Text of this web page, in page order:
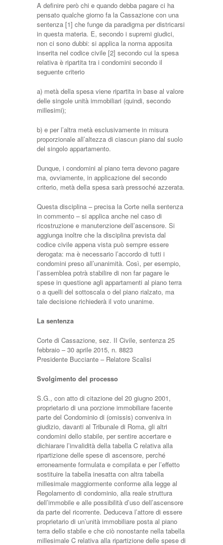
A definire però chi e quando debba pagare ci ha
pensato qualche giorno fa la Cassazione con una
sentenza [1] che funge da paradigma per districarsi
in questa materia. E, secondo i supremi giudici,
non ci sono dubbi: si applica la norma apposita
inserita nel codice civile [2] secondo cui la spesa
relativa è ripartita tra i condomini secondo il
seguente criterio
a) metà della spesa viene ripartita in base al valore
delle singole unità immobiliari (quindi, secondo
millesimi);
b) e per l’altra metà esclusivamente in misura
proporzionale all’altezza di ciascun piano dal suolo
del singolo appartamento.
Dunque, i condomini al piano terra devono pagare
ma, ovviamente, in applicazione del secondo
criterio, metà della spesa sarà pressoché azzerata.
Questa disciplina – precisa la Corte nella sentenza
in commento – si applica anche nel caso di
ricostruzione e manutenzione dell’ascensore. Si
aggiunga inoltre che la disciplina prevista dal
codice civile appena vista può sempre essere
derogata: ma è necessario l’accordo di tutti i
condomini preso all’unanimità. Così, per esempio,
l’assemblea potrà stabilire di non far pagare le
spese in questione agli appartamenti al piano terra
o a quelli del sottoscala o del piano rialzato, ma
tale decisione richiederà il voto unanime.
La sentenza
Corte di Cassazione, sez. II Civile, sentenza 25
febbraio – 30 aprile 2015, n. 8823
Presidente Bucciante – Relatore Scalisi
Svolgimento del processo
S.G., con atto di citazione del 20 giugno 2001,
proprietario di una porzione immobiliare facente
parte del Condominio di (omissis) conveniva in
giudizio, davanti al Tribunale di Roma, gli altri
condomini dello stabile, per sentire accertare e
dichiarare l’invalidità della tabella C relativa alla
ripartizione delle spese di ascensore, perché
erroneamente formulata e compilata e per l’effetto
sostituire la tabella inesatta con altra tabella
millesimale maggiormente conforme alla legge al
Regolamento di condominio, alla reale struttura
dell’immobile e alle possibilità d’uso dell’ascensore
da parte del ricorrente. Deduceva l’attore di essere
proprietario di un’unità immobiliare posta al piano
terra dello stabile e che ciò nonostante nella tabella
millesimale C relativa alla ripartizione delle spese di